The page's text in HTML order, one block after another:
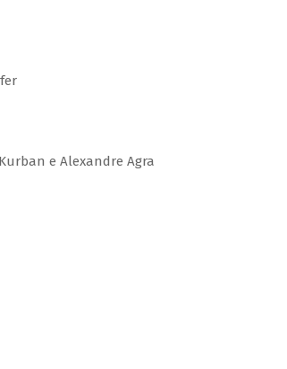
e Alexandre Agra